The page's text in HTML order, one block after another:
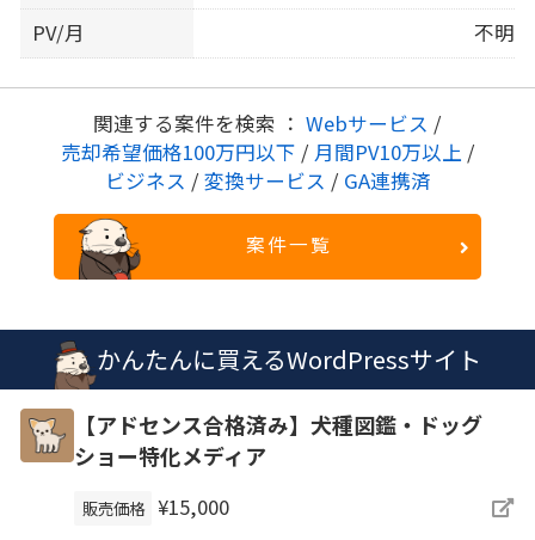
PV/月 不明
関連する案件を検索 ： Webサービス /
売却希望価格100万円以下 / 月間PV10万以上 /
ビジネス / 変換サービス / GA連携済
案件一覧
かんたんに買えるWordPressサイト
【アドセンス合格済み】犬種図鑑・ドッグ
ショー特化メディア
販売価格 ¥15,000